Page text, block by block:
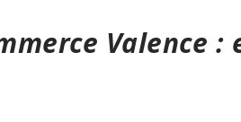
Valence